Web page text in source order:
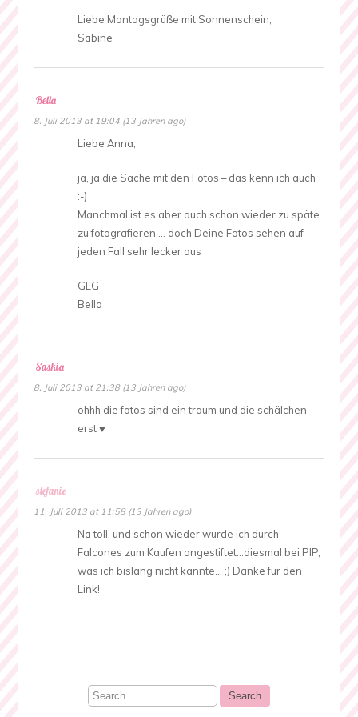
Liebe Montagsgrüße mit Sonnenschein,
Sabine
Bella
8. Juli 2013 at 19:04 (13 Jahren ago)
Liebe Anna,
ja, ja die Sache mit den Fotos – das kenn ich auch
:-)
Manchmal ist es aber auch schon wieder zu späte
zu fotografieren … doch Deine Fotos sehen auf
jeden Fall sehr lecker aus
GLG
Bella
Saskia
8. Juli 2013 at 21:38 (13 Jahren ago)
ohhh die fotos sind ein traum und die schälchen
erst ♥
stefanie
11. Juli 2013 at 11:58 (13 Jahren ago)
Na toll, und schon wieder wurde ich durch
Falcones zum Kaufen angestiftet…diesmal bei PIP,
was ich bislang nicht kannte… ;) Danke für den
Link!